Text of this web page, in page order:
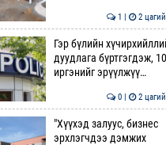
1 | 2
Гэр бүлийн
дуудлага бүртгэгдэж,
иргэнийг эрүүлжүү…
0 | 2
"Хүүхэд залуус, бизнес
эрхлэгчдээ дэмжих